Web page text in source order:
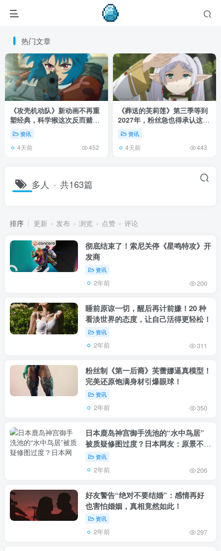
热门文章
《攻壳机动队》新动画不再重
塑经典，科学猴这次反而赌对
了！资讯
4天前 452
《葬送的芙莉莲》第三季等到
2027年，粉丝急也得承认这次
慢得有道理！
资讯
4天前 443
多人 共163篇
排序 更新 发布 浏览 点赞 评论
彻底结束了！索尼关停《星鸣特攻》开
发商
资讯
2年前 200
睡前原谅一切，醒后再计前嫌！20 种
看淡世界的态度，让自己活得更轻松！
资讯
2年前 311
粉丝制《第一后裔》芙蕾娜逼真模型！
完美还原饱满身材引爆眼球！
资讯
2年前 350
日本鹿岛神宫御手洗池的“水中鸟居”
被质疑修图过度？日本网友：原景不够
美吗？
资讯
2年前 206
好友警告“绝对不要结婚”：感情再好
也害怕婚姻，真相竟然如此！
资讯
2年前 297